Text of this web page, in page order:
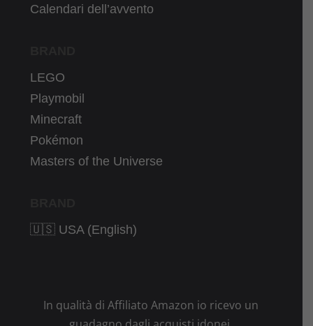
Calendari dell’avvento
LEGO
Playmobil
Minecraft
Pokémon
Masters of the Universe
🇺🇸 USA (English)
In qualità di Affiliato Amazon io ricevo un